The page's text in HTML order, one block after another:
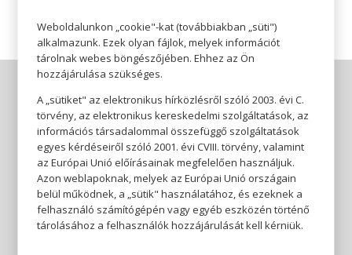
Weboldalunkon „cookie"-kat (továbbiakban „süti")
alkalmazunk. Ezek olyan fájlok, melyek információt
tárolnak webes böngészőjében. Ehhez az Ön
hozzájárulása szükséges.
A „sütiket" az elektronikus hírközlésről szóló 2003. évi C.
törvény, az elektronikus kereskedelmi szolgáltatások, az
információs társadalommal összefüggő szolgáltatások
egyes kérdéseiről szóló 2001. évi CVIII. törvény, valamint
az Európai Unió előírásainak megfelelően használjuk.
Azon weblapoknak, melyek az Európai Unió országain
belül működnek, a „sütik" használatához, és ezeknek a
felhasználó számítógépén vagy egyéb eszközén történő
tárolásához a felhasználók hozzájárulását kell kérniük.